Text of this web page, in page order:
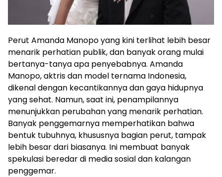
Perut Amanda Manopo yang kini terlihat lebih besar
menarik perhatian publik, dan banyak orang mulai
bertanya-tanya apa penyebabnya. Amanda
Manopo, aktris dan model ternama Indonesia,
dikenal dengan kecantikannya dan gaya hidupnya
yang sehat. Namun, saat ini, penampilannya
menunjukkan perubahan yang menarik perhatian.
Banyak penggemarnya memperhatikan bahwa
bentuk tubuhnya, khususnya bagian perut, tampak
lebih besar dari biasanya. Ini membuat banyak
spekulasi beredar di media sosial dan kalangan
penggemar.